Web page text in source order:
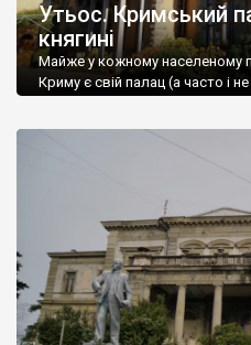
Утьос. Кримський
княгині
Майже у кожному населеному
Криму є свій палац (а часто і